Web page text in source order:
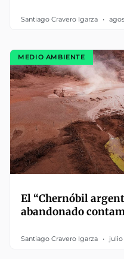
Santiago Cravero Igarza
MEDIO AMBIENTE
El “Chernóbil
abandonado
Santiago Cravero Igarza julio